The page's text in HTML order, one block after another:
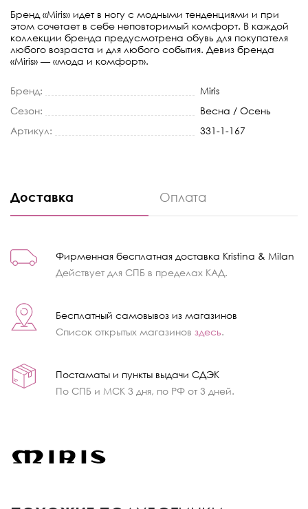
Бренд «Miris» идет в ногу с модными тенденциями и при
этом сочетает в себе неповторимый комфорт. В каждой
коллекции бренда предусмотрена обувь для покупателя
любого возраста и для любого события. Девиз бренда
«Miris» — «мода и комфорт».
Бренд:
Miris
Сезон:
Весна / Осень
Артикул:
331-1-167
Доставка Оплата
Фирменная бесплатная доставка Kristina & Milan
Действует для СПБ в пределах КАД.
Бесплатный самовывоз из магазинов
Список открытых магазинов здесь.
Постаматы и пункты выдачи СДЭК
По СПБ и МСК 3 дня, по РФ от 3 дней.